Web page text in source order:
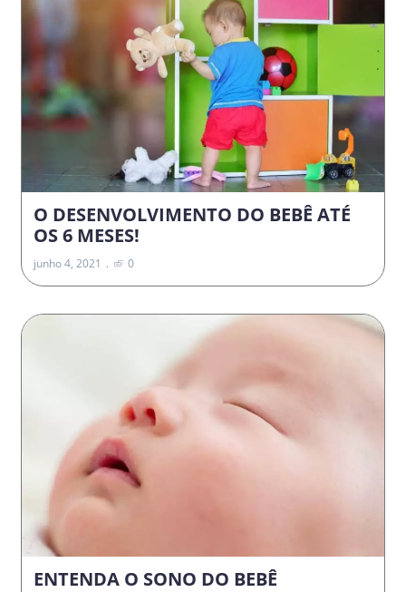
O DESENVOLVIMENTO DO BEBÊ ATÉ
OS 6 MESES!
junho 4, 2021 0
ENTENDA O SONO DO BEBÊ